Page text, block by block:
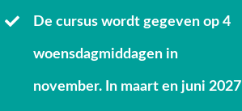
De cursus wordt gegeven op 4
woensdagmiddagen in
november. In maart en juni 2027